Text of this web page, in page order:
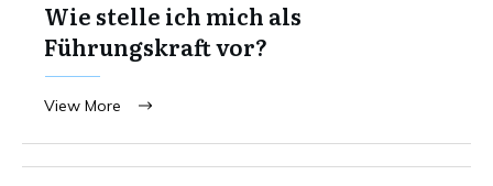
Wie stelle ich mich als
Führungskraft vor?
View More